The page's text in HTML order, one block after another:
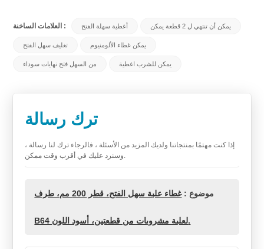
العلامات الساخنة : أغطية سهلة الفتح يمكن أن تنتهي ل 2 قطعة يمكن
تغليف سهل الفتح يمكن غطاء الألومنيوم
من السهل فتح نهايات سوداء يمكن للشرب اغطية
ترك رسالة
إذا كنت مهتمًا بمنتجاتنا ولديك المزيد من الأسئلة ، فالرجاء ترك لنا رسالة ،
وسنرد عليك في أقرب وقت ممكن.
موضوع : غطاء علبة سهل الفتح، قطر 200 مم، طرف
B64 لعلبة مشروبات من قطعتين، أسود اللون.